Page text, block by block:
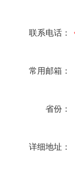
联系电话：
常用邮箱：
省份：
详细地址：